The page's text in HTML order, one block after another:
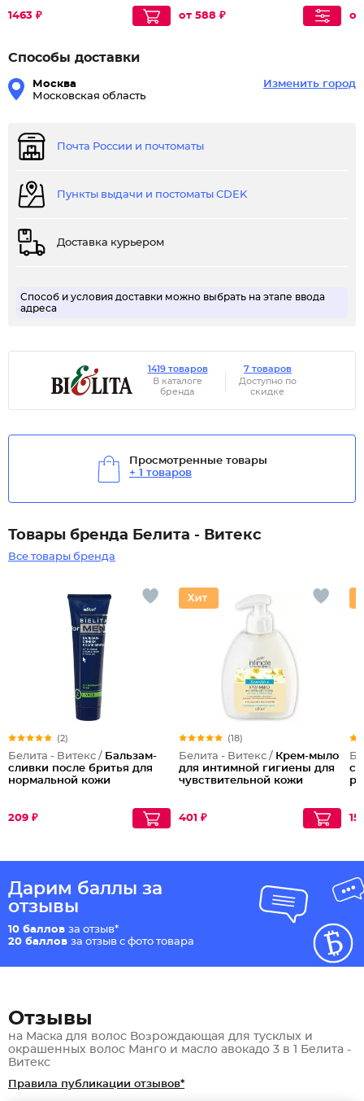
1463 ₽ от 588 ₽ от
Способы доставки
Москва
Московская область
Изменить город
Почта России и почтоматы
Пункты выдачи и постоматы CDEK
Доставка курьером
Способ и условия доставки можно выбрать на этапе ввода
адреса
1419 товаров
В каталоге
бренда
7 товаров
Доступно по
скидке
Просмотренные товары
+ 1 товаров
Товары бренда Белита - Витекс
Все товары бренда
(2)
Белита - Витекс / Бальзам-
сливки после бритья для
нормальной кожи
209 ₽
(18)
Белита - Витекс / Крем-мыло
для интимной гигиены для
чувствительной кожи
401 ₽
Дарим баллы за
отзывы
10 баллов за отзыв*
20 баллов за отзыв с фото товара
Отзывы
на Маска для волос Возрождающая для тусклых и
окрашенных волос Манго и масло авокадо 3 в 1 Белита -
Витекс
Правила публикации отзывов*